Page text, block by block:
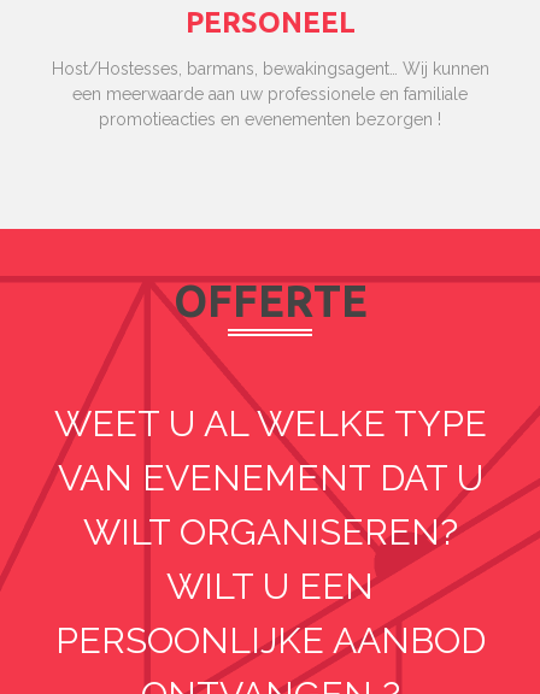
PERSONEEL
Host/Hostesses, barmans, bewakingsagent… Wij kunnen
een meerwaarde aan uw professionele en familiale
promotieacties en evenementen bezorgen !
OFFERTE
WEET U AL WELKE TYPE
VAN EVENEMENT DAT U
WILT ORGANISEREN?
WILT U EEN
PERSOONLIJKE AANBOD